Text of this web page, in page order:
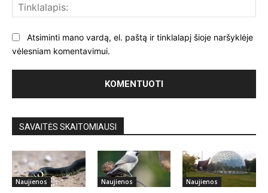
Atsiminti mano vardą, el. paštą ir tinklalapį šioje naršyklėje
vėlesniam komentavimui.
SAVAITĖS SKAITOMIAUSI
Naujienos Naujienos Naujienos